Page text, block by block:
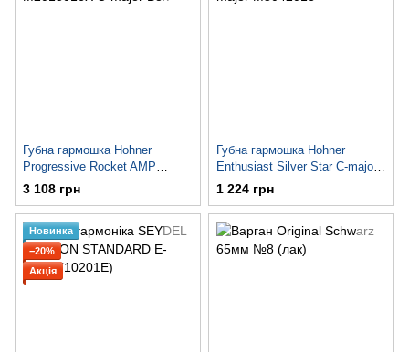
Губна гармошка Hohner
Progressive Rocket AMP
M2015016X C-major Box
3 108 грн
Губна гармошка Hohner
Enthusiast Silver Star C-major
M5042016
1 224 грн
Новинка
−20%
Акція